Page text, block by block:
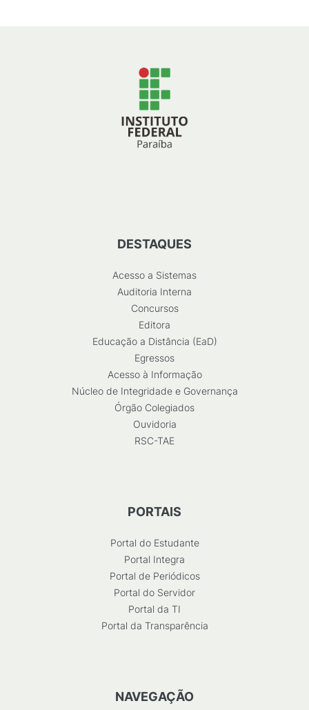
DESTAQUES
Acesso a Sistemas
Auditoria Interna
Concursos
Editora
Educação a Distância (EaD)
Egressos
Acesso à Informação
Núcleo de Integridade e Governança
Órgão Colegiados
Ouvidoria
RSC-TAE
PORTAIS
Portal do Estudante
Portal Integra
Portal de Periódicos
Portal do Servidor
Portal da TI
Portal da Transparência
NAVEGAÇÃO